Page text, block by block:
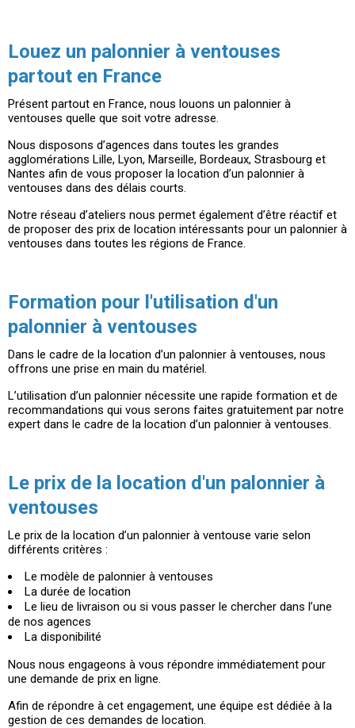
Louez un palonnier à ventouses
partout en France
Présent partout en France, nous louons un palonnier à
ventouses quelle que soit votre adresse.
Nous disposons d’agences dans toutes les grandes
agglomérations Lille, Lyon, Marseille, Bordeaux, Strasbourg et
Nantes afin de vous proposer la location d’un palonnier à
ventouses dans des délais courts.
Notre réseau d’ateliers nous permet également d’être réactif et
de proposer des prix de location intéressants pour un palonnier à
ventouses dans toutes les régions de France.
Formation pour l'utilisation d'un
palonnier à ventouses
Dans le cadre de la location d’un palonnier à ventouses, nous
offrons une prise en main du matériel.
L’utilisation d’un palonnier nécessite une rapide formation et de
recommandations qui vous serons faites gratuitement par notre
expert dans le cadre de la location d’un palonnier à ventouses.
Le prix de la location d'un palonnier à
ventouses
Le prix de la location d’un palonnier à ventouse varie selon
différents critères :
Le modèle de palonnier à ventouses
La durée de location
Le lieu de livraison ou si vous passer le chercher dans l’une
de nos agences
La disponibilité
Nous nous engageons à vous répondre immédiatement pour
une demande de prix en ligne.
Afin de répondre à cet engagement, une équipe est dédiée à la
gestion de ces demandes de location.